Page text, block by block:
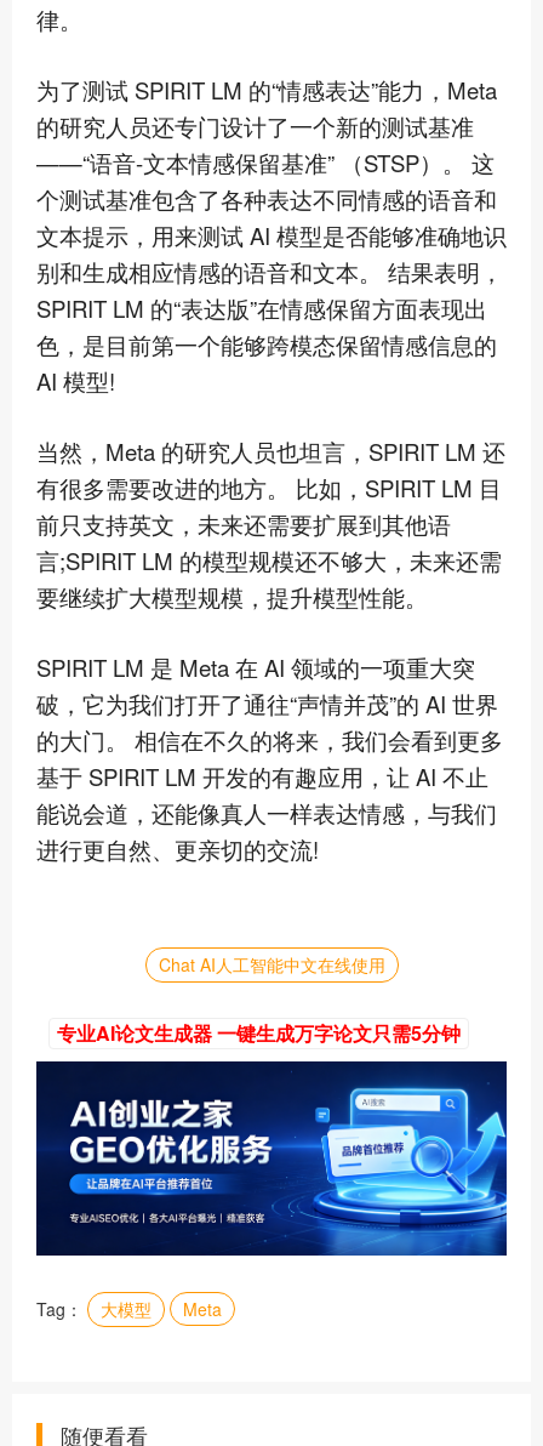
律。
为了测试 SPIRIT LM 的“情感表达”能力，Meta
的研究人员还专门设计了一个新的测试基准
——“语音-文本情感保留基准” （STSP）。 这
个测试基准包含了各种表达不同情感的语音和
文本提示，用来测试 AI 模型是否能够准确地识
别和生成相应情感的语音和文本。 结果表明，
SPIRIT LM 的“表达版”在情感保留方面表现出
色，是目前第一个能够跨模态保留情感信息的
AI 模型!
当然，Meta 的研究人员也坦言，SPIRIT LM 还
有很多需要改进的地方。 比如，SPIRIT LM 目
前只支持英文，未来还需要扩展到其他语
言;SPIRIT LM 的模型规模还不够大，未来还需
要继续扩大模型规模，提升模型性能。
SPIRIT LM 是 Meta 在 AI 领域的一项重大突
破，它为我们打开了通往“声情并茂”的 AI 世界
的大门。 相信在不久的将来，我们会看到更多
基于 SPIRIT LM 开发的有趣应用，让 AI 不止
能说会道，还能像真人一样表达情感，与我们
进行更自然、更亲切的交流!
Chat AI人工智能中文在线使用
专业AI论文生成器 一键生成万字论文只需5分钟
Tag： 大模型 Meta
随便看看